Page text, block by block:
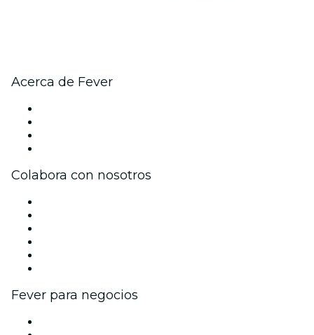
Acerca de Fever
Colabora con nosotros
Fever para negocios